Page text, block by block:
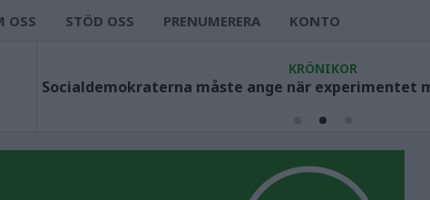
OSS STÖD OSS PRENUMERERA KONTO
KRÖNIKOR